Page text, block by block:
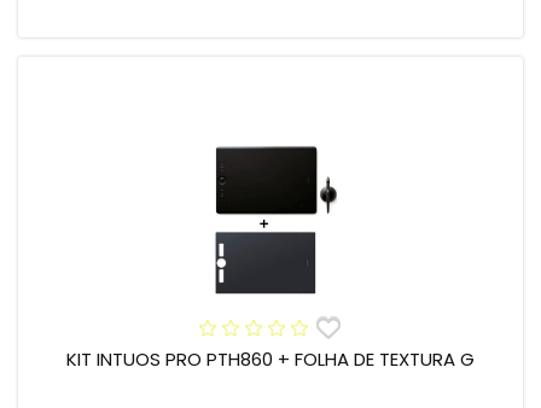
KIT INTUOS PRO PTH860 + FOLHA DE TEXTURA G